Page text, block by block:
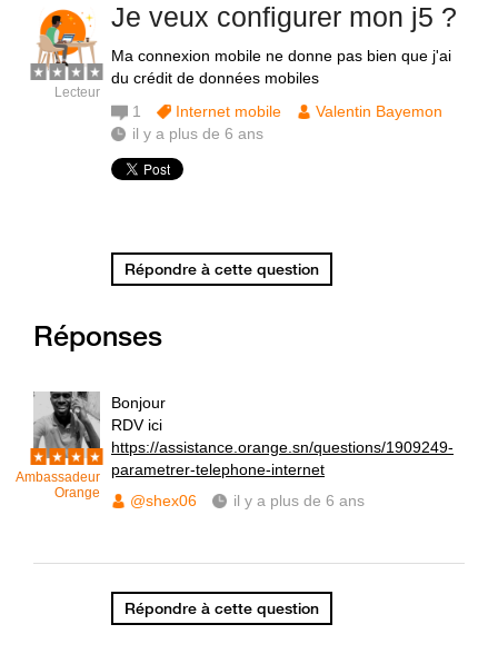
Je veux configurer mon j5 ?
Ma connexion mobile ne donne pas bien que j'ai
du crédit de données mobiles
Lecteur
1 Internet mobile
Valentin Bayemon
il y a plus de 6 ans
Répondre à cette question
Réponses
Ambassadeur
Orange
Bonjour
RDV ici
https://assistance.orange.sn/questions/1909249-
parametrer-telephone-internet
@shex06
il y a plus de 6 ans
Répondre à cette question